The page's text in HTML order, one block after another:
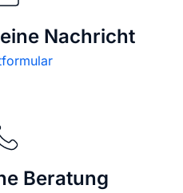
Nachricht
Beratung